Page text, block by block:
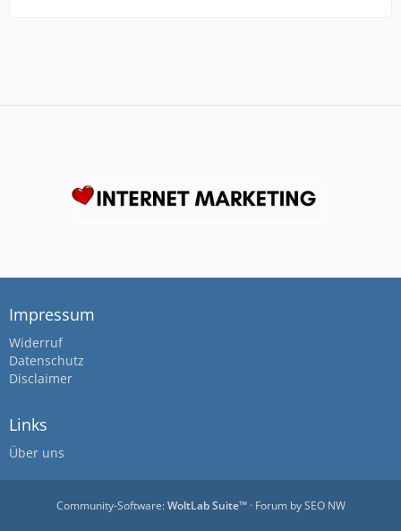
Impressum
Widerruf
Datenschutz
Disclaimer
Links
Über uns
Community-Software:WoltLab Suite™· Forum bySEO NW